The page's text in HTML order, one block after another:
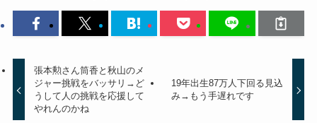
張本勲さん筒香と秋山のメ
ジャー挑戦をバッサリ→ど
うして人の挑戦を応援して
やれんのかね
19年出生87万人下回る見込
み→もう手遅れです